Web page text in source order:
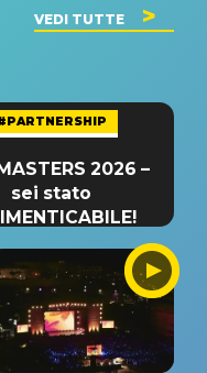
VEDI TUTTE
2026 –
sei stato